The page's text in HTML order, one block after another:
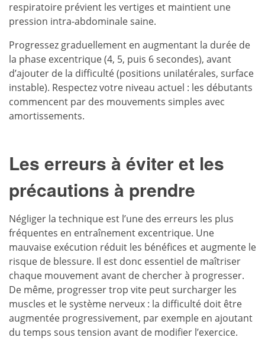
respiratoire prévient les vertiges et maintient une
pression intra-abdominale saine.
Progressez graduellement en augmentant la durée de
la phase excentrique (4, 5, puis 6 secondes), avant
d’ajouter de la difficulté (positions unilatérales, surface
instable). Respectez votre niveau actuel : les débutants
commencent par des mouvements simples avec
amortissements.
Les erreurs à éviter et les
précautions à prendre
Négliger la technique est l’une des erreurs les plus
fréquentes en entraînement excentrique. Une
mauvaise exécution réduit les bénéfices et augmente le
risque de blessure. Il est donc essentiel de maîtriser
chaque mouvement avant de chercher à progresser.
De même, progresser trop vite peut surcharger les
muscles et le système nerveux : la difficulté doit être
augmentée progressivement, par exemple en ajoutant
du temps sous tension avant de modifier l’exercice.